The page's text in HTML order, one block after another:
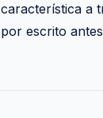
característica a
por escrito